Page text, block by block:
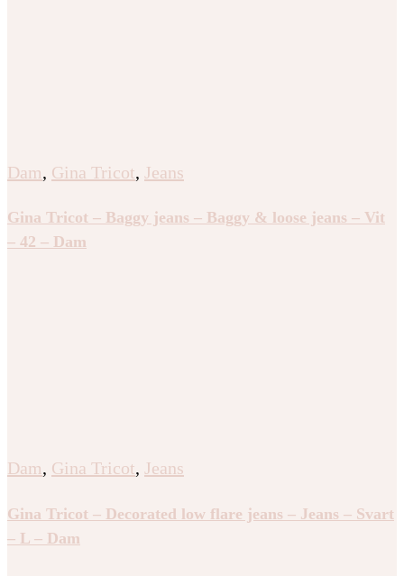
Dam, Gina Tricot, Jeans
Gina Tricot – Baggy jeans – Baggy & loose jeans – Vit
– 42 – Dam
Dam, Gina Tricot, Jeans
Gina Tricot – Decorated low flare jeans – Jeans – Svart
– L – Dam